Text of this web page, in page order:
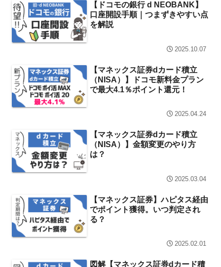
【ドコモの銀行 d NEOBANK】
口座開設手順｜つまずきやすい点
を解説
2025.10.07
【マネックス証券dカード積立
（NISA）】ドコモ新料金プラン
で最大4.1％ポイント還元！
2025.04.24
【マネックス証券dカード積立
（NISA）】金額変更のやり方
は？
2025.03.04
【マネックス証券】ハピタス経由
でポイント獲得。いつ判定され
る？
2025.02.01
図解【マネックス証券dカード積